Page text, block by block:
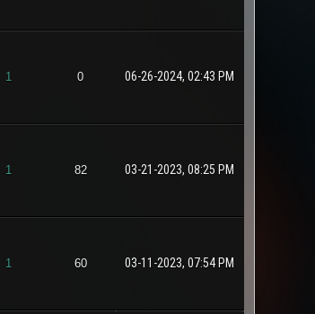
1 0 06-26-2024, 02:43 PM
1 82 03-21-2023, 08:25 PM
1 60 03-11-2023, 07:54 PM